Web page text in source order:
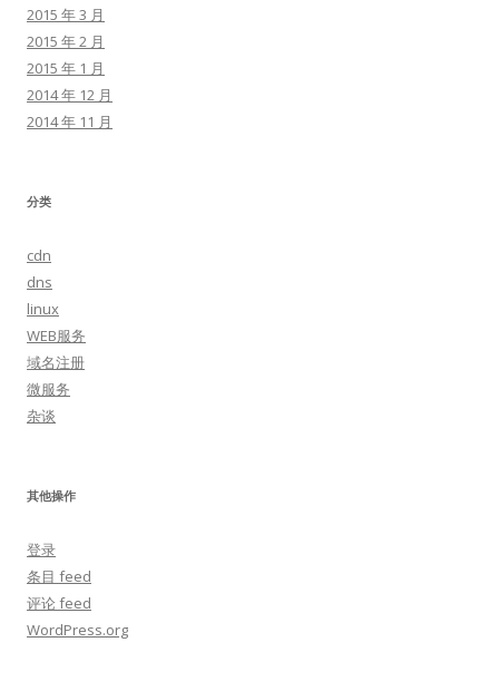
2015 年 3 月
2015 年 2 月
2015 年 1 月
2014 年 12 月
2014 年 11 月
分类
cdn
dns
linux
WEB服务
域名注册
微服务
杂谈
其他操作
登录
条目 feed
评论 feed
WordPress.org